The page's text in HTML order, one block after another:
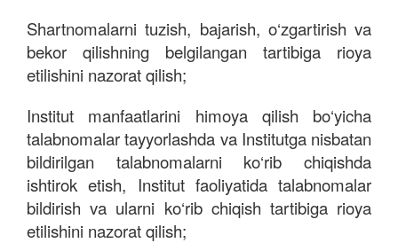
Shartnomalarni tuzish, bajarish, o‘zgartirish va
bekor qilishning belgilangan tartibiga rioya
etilishini nazorat qilish;
Institut manfaatlarini himoya qilish bo‘yicha
talabnomalar tayyorlashda va Institutga nisbatan
bildirilgan talabnomalarni ko‘rib chiqishda
ishtirok etish, Institut faoliyatida talabnomalar
bildirish va ularni ko‘rib chiqish tartibiga rioya
etilishini nazorat qilish;